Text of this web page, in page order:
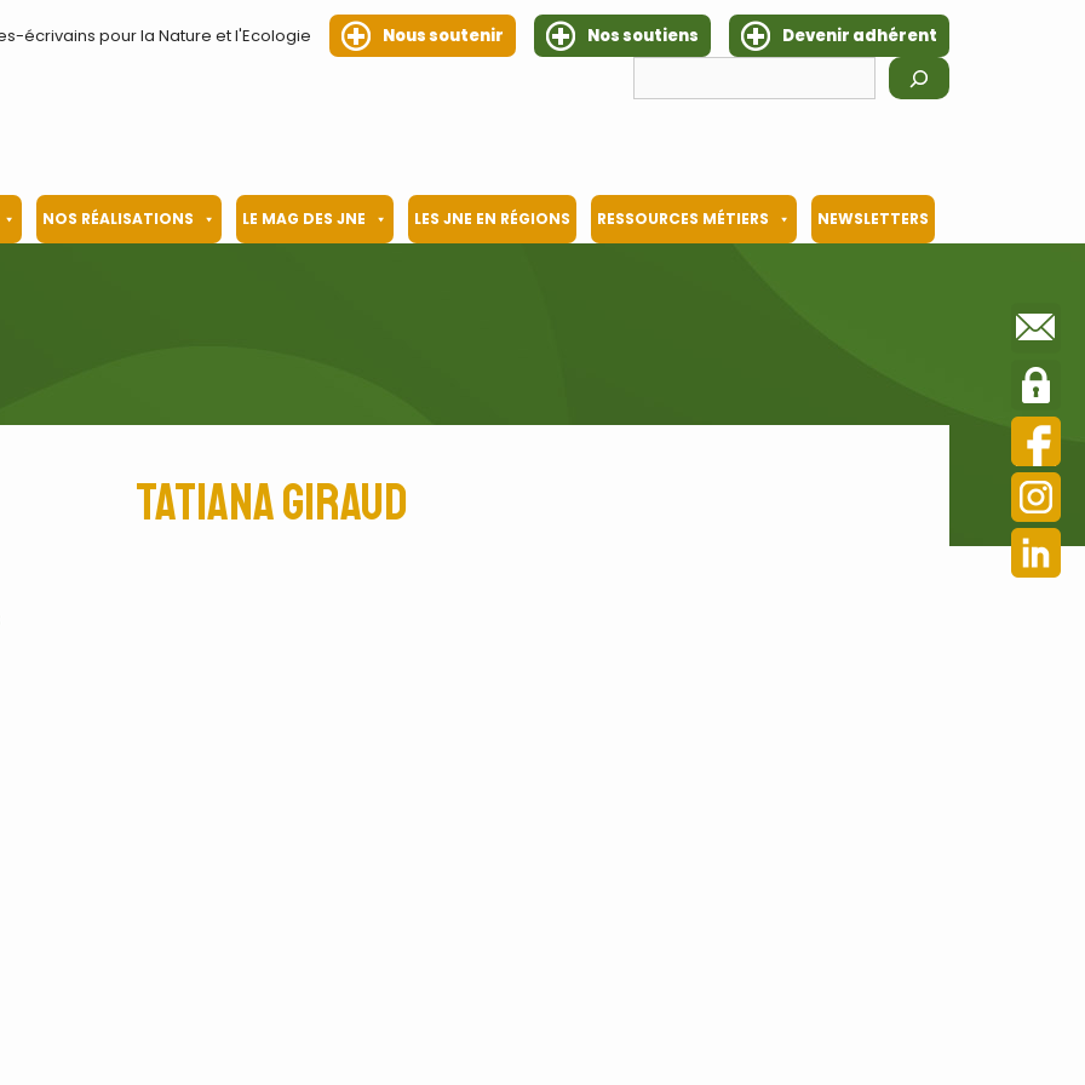
écrivains pour la Nature et l'Ecologie Nous soutenir Nos soutiens
Devenir adhérent
NOS RÉALISATIONS LE MAG DES JNE LES JNE EN RÉGIONS RESSOURCES MÉTIERS NEWSLETTERS
Tatiana Giraud